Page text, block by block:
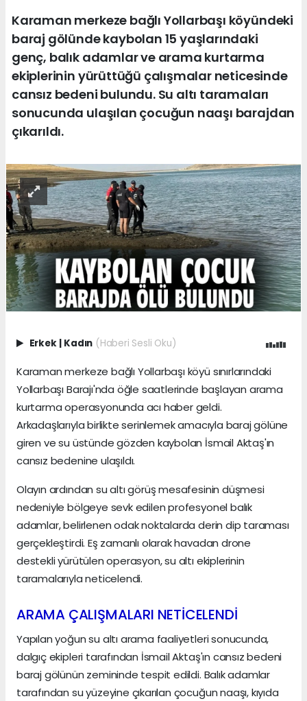
Karaman merkeze bağlı Yollarbaşı köyündeki
baraj gölünde kaybolan 15 yaşlarındaki
genç, balık adamlar ve arama kurtarma
ekiplerinin yürüttüğü çalışmalar neticesinde
cansız bedeni bulundu. Su altı taramaları
sonucunda ulaşılan çocuğun naaşı barajdan
çıkarıldı.
Erkek Kadın (Haberi Sesli Oku)
Karaman merkeze bağlı Yollarbaşı köyü sınırlarındaki
Yollarbaşı Barajı'nda öğle saatlerinde başlayan arama
kurtarma operasyonunda acı haber geldi.
Arkadaşlarıyla birlikte serinlemek amacıyla baraj gölüne
giren ve su üstünde gözden kaybolan İsmail Aktaş'ın
cansız bedenine ulaşıldı.
Olayın ardından su altı görüş mesafesinin düşmesi
nedeniyle bölgeye sevk edilen profesyonel balık
adamlar, belirlenen odak noktalarda derin dip taraması
gerçekleştirdi. Eş zamanlı olarak havadan drone
destekli yürütülen operasyon, su altı ekiplerinin
taramalarıyla neticelendi.
ARAMA ÇALIŞMALARI NETİCELENDİ
Yapılan yoğun su altı arama faaliyetleri sonucunda,
dalgıç ekipleri tarafından İsmail Aktaş'ın cansız bedeni
baraj gölünün zemininde tespit edildi. Balık adamlar
tarafından su yüzeyine çıkarılan çocuğun naaşı, kıyıda